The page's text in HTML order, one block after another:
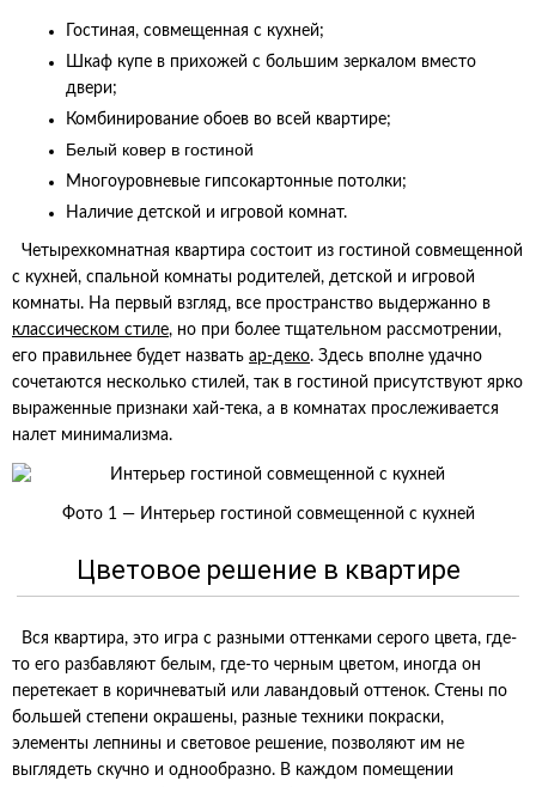
Гостиная, совмещенная с кухней;
Шкаф купе в прихожей с большим зеркалом вместо
двери;
Комбинирование обоев во всей квартире;
Белый ковер в гостиной
Многоуровневые гипсокартонные потолки;
Наличие детской и игровой комнат.
Четырехкомнатная квартира состоит из гостиной совмещенной
с кухней, спальной комнаты родителей, детской и игровой
комнаты. На первый взгляд, все пространство выдержанно в
классическом стиле, но при более тщательном рассмотрении,
его правильнее будет назвать ар-деко. Здесь вполне удачно
сочетаются несколько стилей, так в гостиной присутствуют ярко
выраженные признаки хай-тека, а в комнатах прослеживается
налет минимализма.
Фото 1 — Интерьер гостиной совмещенной с кухней
Цветовое решение в квартире
Вся квартира, это игра с разными оттенками серого цвета, где-
то его разбавляют белым, где-то черным цветом, иногда он
перетекает в коричневатый или лавандовый оттенок. Стены по
большей степени окрашены, разные техники покраски,
элементы лепнины и световое решение, позволяют им не
выглядеть скучно и однообразно. В каждом помещении